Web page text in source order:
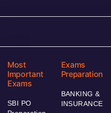
Most
Important
Exams
SBI PO
Exams
Preparation
BANKING &
INSURANCE